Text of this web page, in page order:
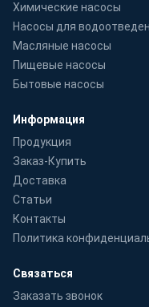
Химические насосы
Насосы для
Масляные насосы
Пищевые насосы
Бытовые насосы
Информация
Продукция
Заказ-Купить
Доставка
Статьи
Контакты
Политика
Связаться
Заказать звонок